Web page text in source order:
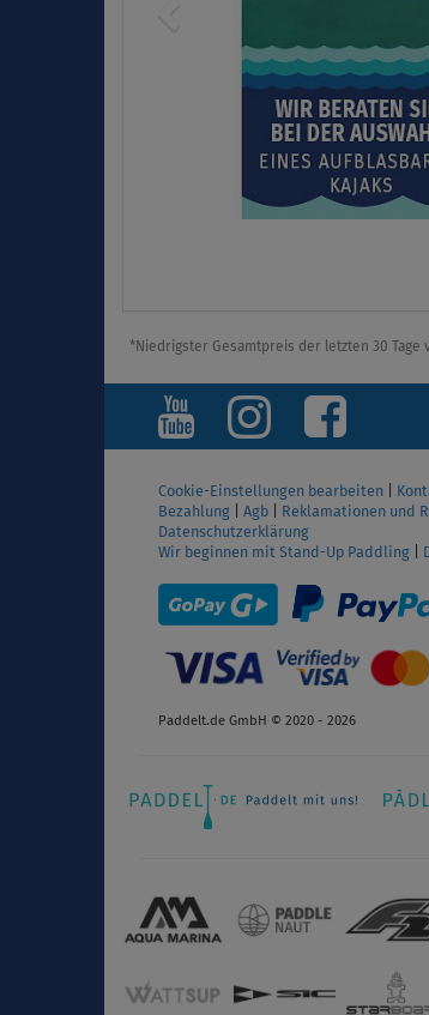
*Niedrigster Gesamtpreis der letzten 30 Tage
Cookie-Einstellungen bearbeiten
Bezahlung
Agb Reklamationen und
Datenschutzerklärung
Wir beginnen mit Stand-Up Paddling
Paddelt.de GmbH © 2020 - 2026